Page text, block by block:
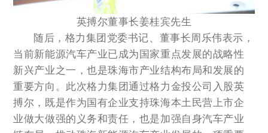
英搏尔董事长姜桂宾先生
随后，格力集团党委书记、董事长周乐伟表示，
当前新能源汽车产业已成为国家重点发展的战略性
新兴产业之一，也是珠海市产业结构布局和发展的
重要方向。此次格力集团通过格力金投公司入股英
搏尔，既是作为国有企业支持珠海本土民营上市企
业做大做强的义务和责任，也是加强自身汽车产业